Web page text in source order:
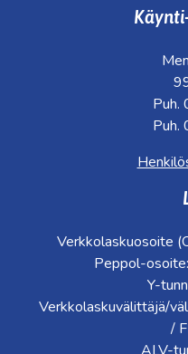
Verkkolaskuosoite
Peppol-
Y-
Verkkolaskuvälittäjä/
/